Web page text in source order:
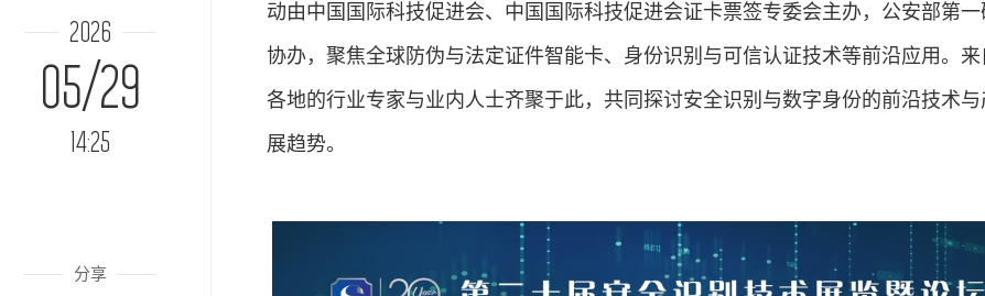
2026
05/29
14:25
分享
动由中国国际科技促进会、中国国际科技促进会证卡票签专委会主办，公安部第
协办，聚焦全球防伪与法定证件智能卡、身份识别与可信认证技术等前沿应用。来
各地的行业专家与业内人士齐聚于此，共同探讨安全识别与数字身份的前沿技术与
展趋势。